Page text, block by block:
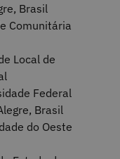
Brasil
Comunitária
Local de
Federal
Brasil
do Oeste